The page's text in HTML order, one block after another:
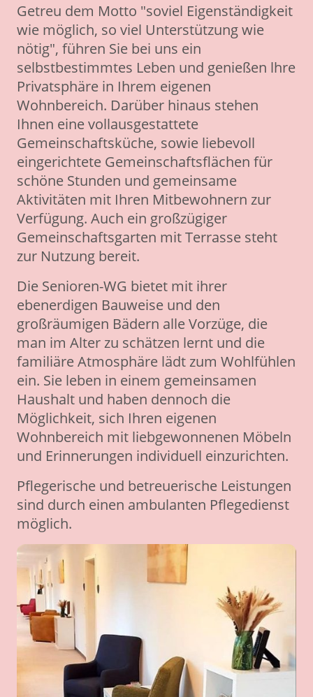
Getreu dem Motto "soviel Eigenständigkeit
wie möglich, so viel Unterstützung wie
nötig", führen Sie bei uns ein
selbstbestimmtes Leben und genießen lhre
Privatsphäre in Ihrem eigenen
Wohnbereich. Darüber hinaus stehen
Ihnen eine vollausgestattete
Gemeinschaftsküche, sowie liebevoll
eingerichtete Gemeinschaftsflächen für
schöne Stunden und gemeinsame
Aktivitäten mit Ihren Mitbewohnern zur
Verfügung. Auch ein großzügiger
Gemeinschaftsgarten mit Terrasse steht
zur Nutzung bereit.
Die Senioren-WG bietet mit ihrer
ebenerdigen Bauweise und den
großräumigen Bädern alle Vorzüge, die
man im Alter zu schätzen lernt und die
familiäre Atmosphäre lädt zum Wohlfühlen
ein. Sie leben in einem gemeinsamen
Haushalt und haben dennoch die
Möglichkeit, sich Ihren eigenen
Wohnbereich mit liebgewonnenen Möbeln
und Erinnerungen individuell einzurichten.
Pflegerische und betreuerische Leistungen
sind durch einen ambulanten Pflegedienst
möglich.